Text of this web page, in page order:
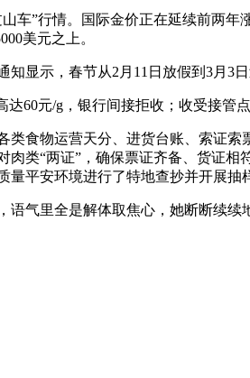
”行情。国际金价正在延续前两年
美元之上。
示，春节从2月11日放假到3月3日
元/g，银行间接拒收；收受接管点
物运营天分、进货台账、索证索
类“两证”，确保票证齐备、货证
平安环境进行了特地查抄并开展抽
里全是解体取焦心，她断断续续